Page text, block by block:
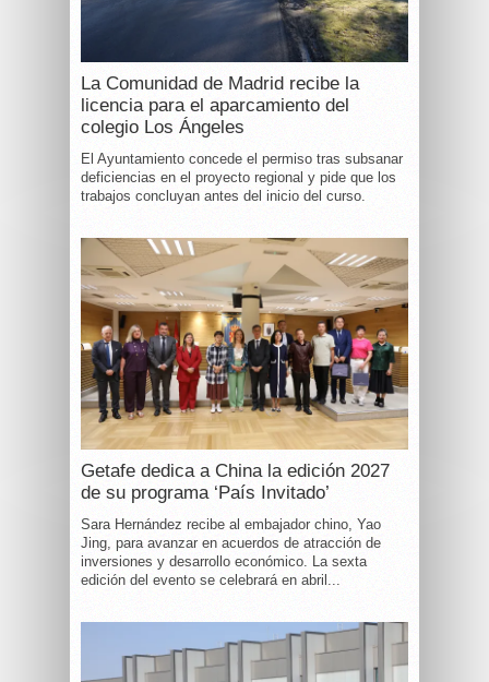
La Comunidad de Madrid recibe la
licencia para el aparcamiento del
colegio Los Ángeles
El Ayuntamiento concede el permiso tras subsanar
deficiencias en el proyecto regional y pide que los
trabajos concluyan antes del inicio del curso.
Getafe dedica a China la edición 2027
de su programa ‘País Invitado’
Sara Hernández recibe al embajador chino, Yao
Jing, para avanzar en acuerdos de atracción de
inversiones y desarrollo económico. La sexta
edición del evento se celebrará en abril...